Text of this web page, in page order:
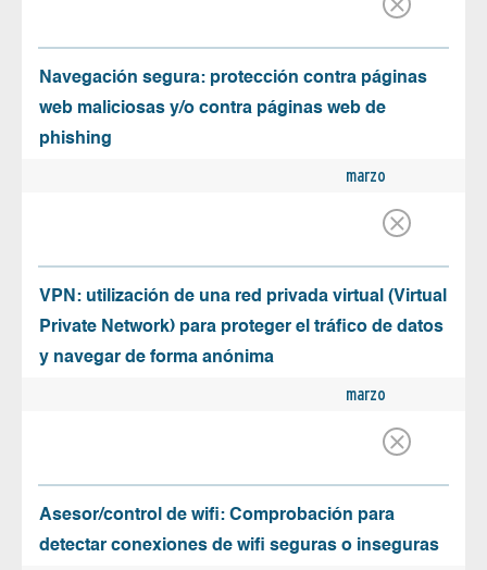
Navegación segura: protección contra páginas
web maliciosas y/o contra páginas web de
phishing
marzo
VPN: utilización de una red privada virtual (Virtual
Private Network) para proteger el tráfico de datos
y navegar de forma anónima
marzo
Asesor/control de wifi: Comprobación para
detectar conexiones de wifi seguras o inseguras